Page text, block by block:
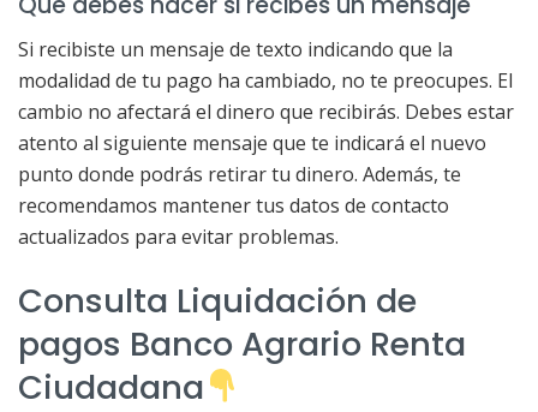
Si recibiste un mensaje de texto indicando que la
modalidad de tu pago ha cambiado, no te preocupes. El
cambio no afectará el dinero que recibirás. Debes estar
atento al siguiente mensaje que te indicará el nuevo
punto donde podrás retirar tu dinero. Además, te
recomendamos mantener tus datos de contacto
actualizados para evitar problemas.
Consulta Liquidación de
pagos Banco Agrario Renta
Ciudadana